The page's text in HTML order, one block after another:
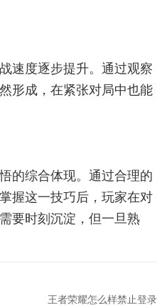
速度逐步提升。通过观察
形成，在紧张对局中也能
的综合体现。通过合理的
握这一技巧后，玩家在对
要时刻沉淀，但一旦熟
王者荣耀怎么样禁止登录